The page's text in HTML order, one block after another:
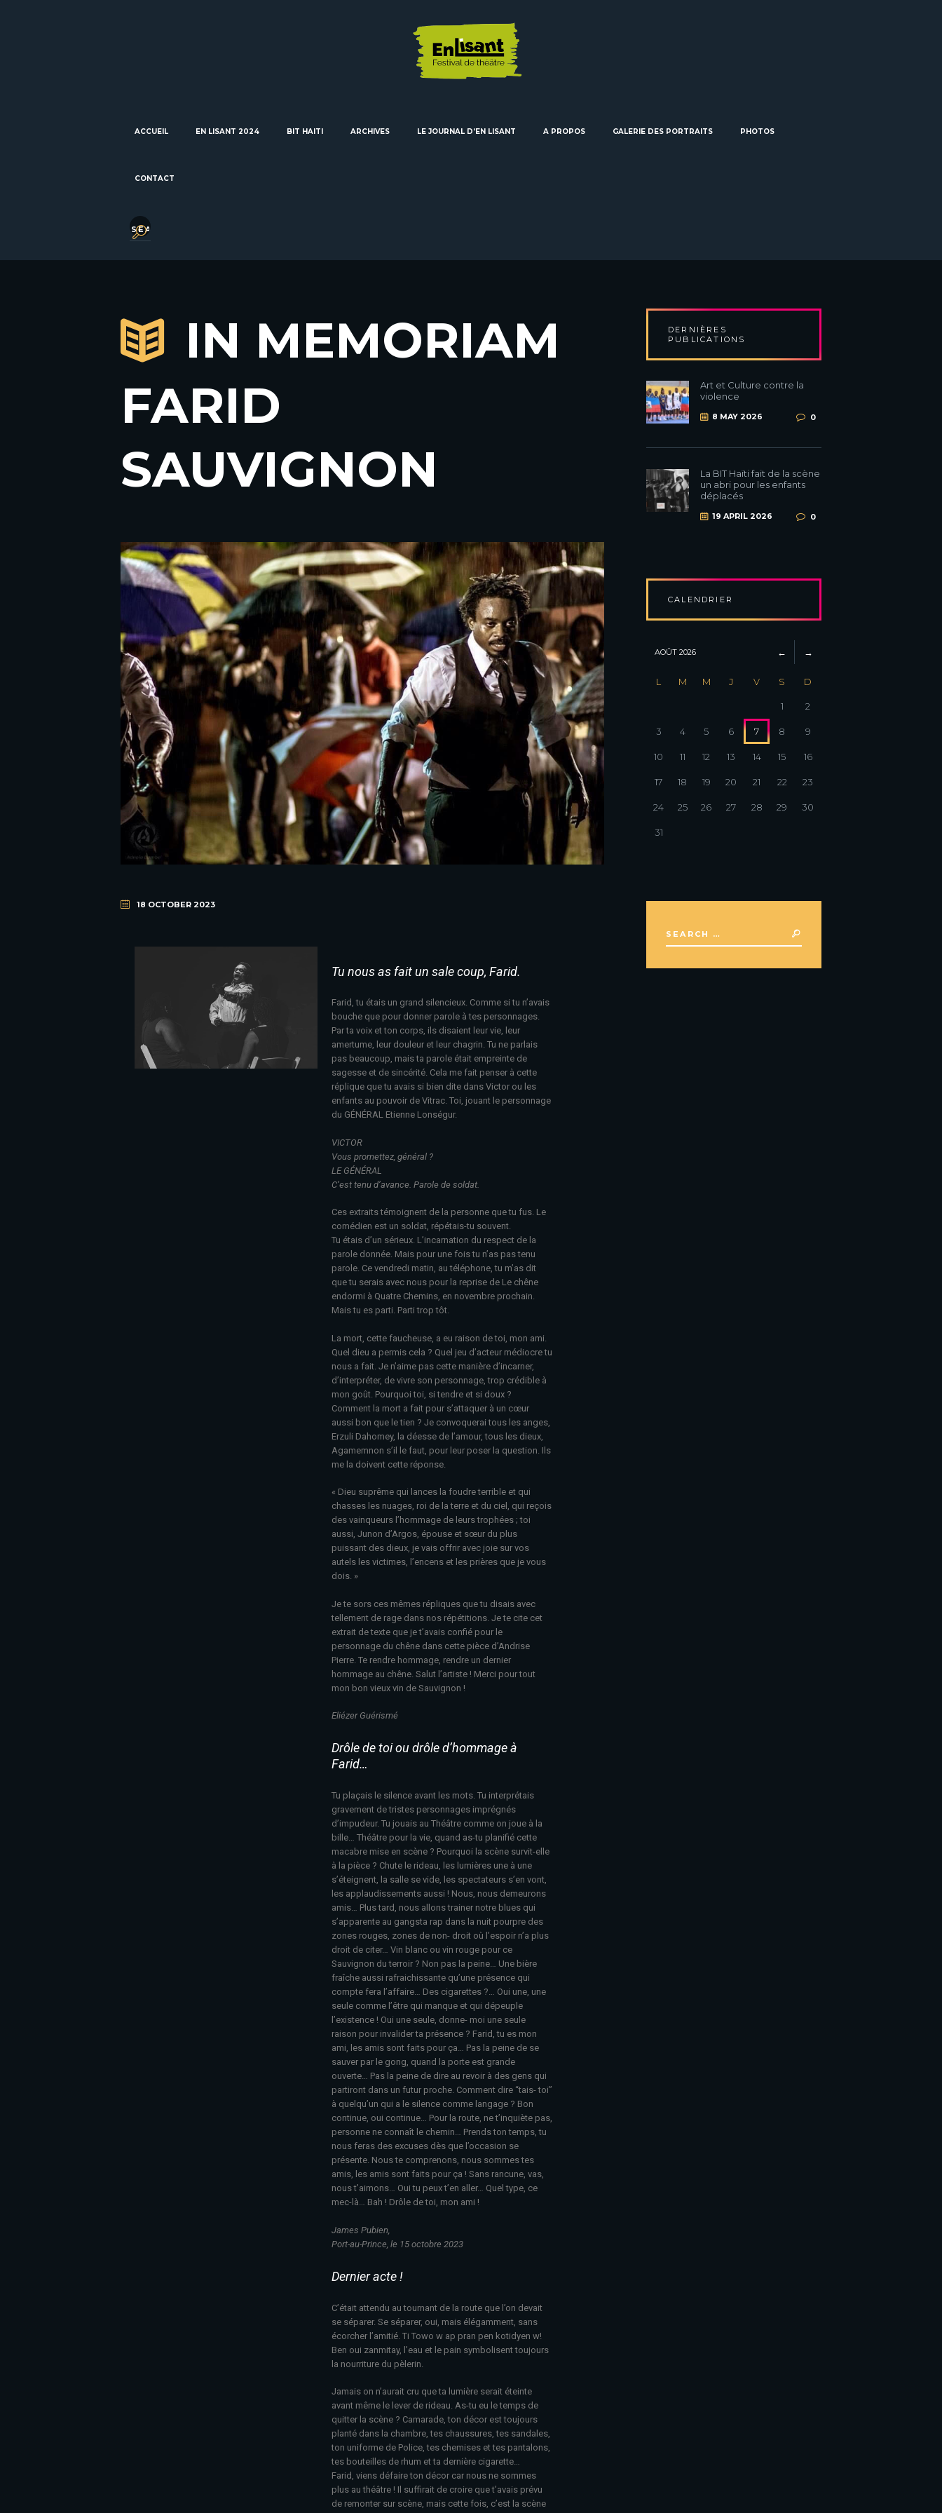
ACCUEIL EN LISANT 2024 BIT HAITI ARCHIVES LE JOURNAL D’EN LISANT A PROPOS GALERIE DES PORTRAITS PHOTOS
CONTACT
IN MEMORIAM
FARID
SAUVIGNON
18 OCTOBER 2023
Tu nous as fait un sale coup, Farid.
Farid, tu étais un grand silencieux. Comme si tu n’avais
bouche que pour donner parole à tes personnages.
Par ta voix et ton corps, ils disaient leur vie, leur
amertume, leur douleur et leur chagrin. Tu ne parlais
pas beaucoup, mais ta parole était empreinte de
sagesse et de sincérité. Cela me fait penser à cette
réplique que tu avais si bien dite dans Victor ou les
enfants au pouvoir de Vitrac. Toi, jouant le personnage
du GÉNÉRAL Etienne Lonségur.
VICTOR
Vous promettez, général ?
LE GÉNÉRAL
C’est tenu d’avance. Parole de soldat.
Ces extraits témoignent de la personne que tu fus. Le
comédien est un soldat, répétais-tu souvent.
Tu étais d’un sérieux. L’incarnation du respect de la
parole donnée. Mais pour une fois tu n’as pas tenu
parole. Ce vendredi matin, au téléphone, tu m’as dit
que tu serais avec nous pour la reprise de Le chêne
endormi à Quatre Chemins, en novembre prochain.
Mais tu es parti. Parti trop tôt.
La mort, cette faucheuse, a eu raison de toi, mon ami.
Quel dieu a permis cela ? Quel jeu d’acteur médiocre tu
nous a fait. Je n’aime pas cette manière d’incarner,
d’interpréter, de vivre son personnage, trop crédible à
mon goût. Pourquoi toi, si tendre et si doux ?
Comment la mort a fait pour s’attaquer à un cœur
aussi bon que le tien ? Je convoquerai tous les anges,
Erzuli Dahomey, la déesse de l’amour, tous les dieux,
Agamemnon s’il le faut, pour leur poser la question. Ils
me la doivent cette réponse.
« Dieu suprême qui lances la foudre terrible et qui
chasses les nuages, roi de la terre et du ciel, qui reçois
des vainqueurs l’hommage de leurs trophées ; toi
aussi, Junon d’Argos, épouse et sœur du plus
puissant des dieux, je vais offrir avec joie sur vos
autels les victimes, l’encens et les prières que je vous
dois. »
Je te sors ces mêmes répliques que tu disais avec
tellement de rage dans nos répétitions. Je te cite cet
extrait de texte que je t’avais confié pour le
personnage du chêne dans cette pièce d’Andrise
Pierre. Te rendre hommage, rendre un dernier
hommage au chêne. Salut l’artiste ! Merci pour tout
mon bon vieux vin de Sauvignon !
Eliézer Guérismé
Drôle de toi ou drôle d’hommage à
Farid…
Tu plaçais le silence avant les mots. Tu interprétais
gravement de tristes personnages imprégnés
d’impudeur. Tu jouais au Théâtre comme on joue à la
bille… Théâtre pour la vie, quand as-tu planifié cette
macabre mise en scène ? Pourquoi la scène survit-elle
à la pièce ? Chute le rideau, les lumières une à une
s’éteignent, la salle se vide, les spectateurs s’en vont,
les applaudissements aussi ! Nous, nous demeurons
amis… Plus tard, nous allons trainer notre blues qui
s’apparente au gangsta rap dans la nuit pourpre des
zones rouges, zones de non- droit où l’espoir n’a plus
droit de citer… Vin blanc ou vin rouge pour ce
Sauvignon du terroir ? Non pas la peine… Une bière
fraîche aussi rafraichissante qu’une présence qui
compte fera l’affaire… Des cigarettes ?… Oui une, une
seule comme l’être qui manque et qui dépeuple
l’existence ! Oui une seule, donne- moi une seule
raison pour invalider ta présence ? Farid, tu es mon
ami, les amis sont faits pour ça… Pas la peine de se
sauver par le gong, quand la porte est grande
ouverte… Pas la peine de dire au revoir à des gens qui
partiront dans un futur proche. Comment dire “tais- toi”
à quelqu’un qui a le silence comme langage ? Bon
continue, oui continue… Pour la route, ne t’inquiète pas,
personne ne connaît le chemin… Prends ton temps, tu
nous feras des excuses dès que l’occasion se
présente. Nous te comprenons, nous sommes tes
amis, les amis sont faits pour ça ! Sans rancune, vas,
nous t’aimons… Oui tu peux t’en aller… Quel type, ce
mec-là… Bah ! Drôle de toi, mon ami !
James Pubien,
Port-au-Prince, le 15 octobre 2023
Dernier acte !
C’était attendu au tournant de la route que l’on devait
se séparer. Se séparer, oui, mais élégamment, sans
écorcher l’amitié. Ti Towo w ap pran pen kotidyen w!
Ben oui zanmitay, l’eau et le pain symbolisent toujours
la nourriture du pèlerin.
Jamais on n’aurait cru que ta lumière serait éteinte
avant même le lever de rideau. As-tu eu le temps de
quitter la scène ? Camarade, ton décor est toujours
planté dans la chambre, tes chaussures, tes sandales,
ton uniforme de Police, tes chemises et tes pantalons,
tes bouteilles de rhum et ta dernière cigarette…
Farid, viens défaire ton décor car nous ne sommes
plus au théâtre ! Il suffirait de croire que t’avais prévu
de remonter sur scène, mais cette fois, c’est la scène
DERNIÈRES
PUBLICATIONS
Art et Culture contre la
violence
8 MAY 2026 0
La BIT Haïti fait de la scène
un abri pour les enfants
déplacés
19 APRIL 2026 0
CALENDRIER
AOÛT 2026
L M M J V S D
1 2
3 4 5 6 7 8 9
10 11 12 13 14 15 16
17 18 19 20 21 22 23
24 25 26 27 28 29 30
31